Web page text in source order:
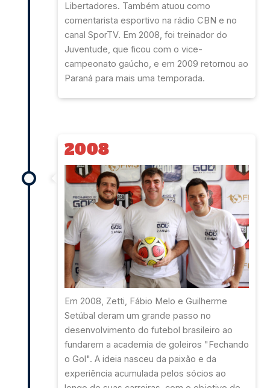
Libertadores. Também atuou como
comentarista esportivo na rádio CBN e no
canal SporTV. Em 2008, foi treinador do
Juventude, que ficou com o vice-
campeonato gaúcho, e em 2009 retornou ao
Paraná para mais uma temporada.
2008
Em 2008, Zetti, Fábio Melo e Guilherme
Setúbal deram um grande passo no
desenvolvimento do futebol brasileiro ao
fundarem a academia de goleiros "Fechando
o Gol". A ideia nasceu da paixão e da
experiência acumulada pelos sócios ao